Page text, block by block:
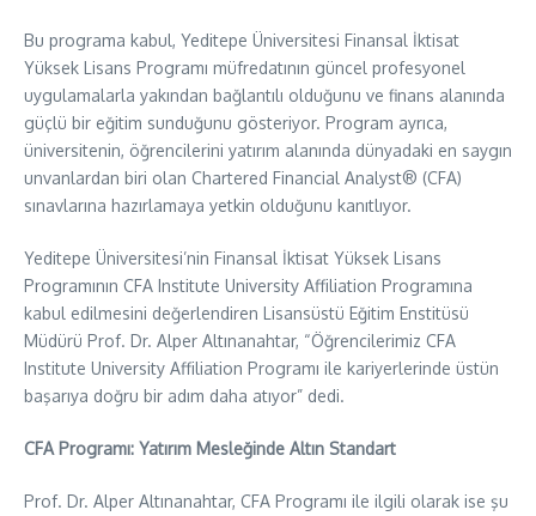
Bu programa kabul, Yeditepe Üniversitesi Finansal İktisat
Yüksek Lisans Programı müfredatının güncel profesyonel
uygulamalarla yakından bağlantılı olduğunu ve finans alanında
güçlü bir eğitim sunduğunu gösteriyor. Program ayrıca,
üniversitenin, öğrencilerini yatırım alanında dünyadaki en saygın
unvanlardan biri olan Chartered Financial Analyst® (CFA)
sınavlarına hazırlamaya yetkin olduğunu kanıtlıyor.
Yeditepe Üniversitesi’nin Finansal İktisat Yüksek Lisans
Programının CFA Institute University Affiliation Programına
kabul edilmesini değerlendiren Lisansüstü Eğitim Enstitüsü
Müdürü Prof. Dr. Alper Altınanahtar, “Öğrencilerimiz CFA
Institute University Affiliation Programı ile kariyerlerinde üstün
başarıya doğru bir adım daha atıyor” dedi.
CFA Programı: Yatırım Mesleğinde Altın Standart
Prof. Dr. Alper Altınanahtar, CFA Programı ile ilgili olarak ise şu